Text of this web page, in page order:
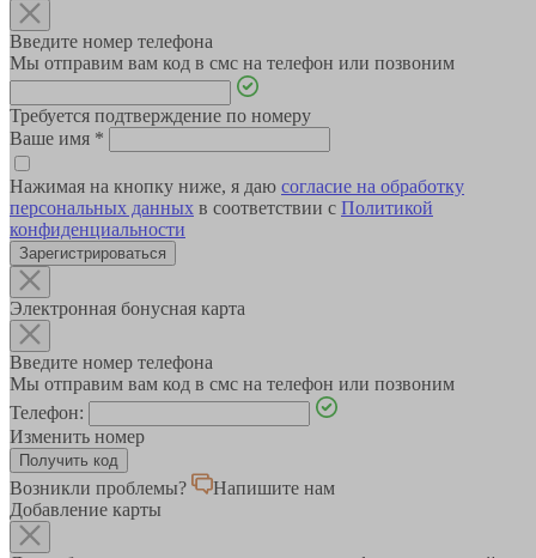
Введите номер телефона
Мы отправим вам код в смс на телефон или позвоним
Требуется подтверждение по номеру
Ваше имя *
Нажимая на кнопку ниже, я даю согласие на обработку
персональных данных в соответствии с Политикой
конфиденциальности
Зарегистрироваться
Электронная бонусная карта
Введите номер телефона
Мы отправим вам код в смс на телефон или позвоним
Телефон:
Изменить номер
Возникли проблемы?
Напишите нам
Добавление карты